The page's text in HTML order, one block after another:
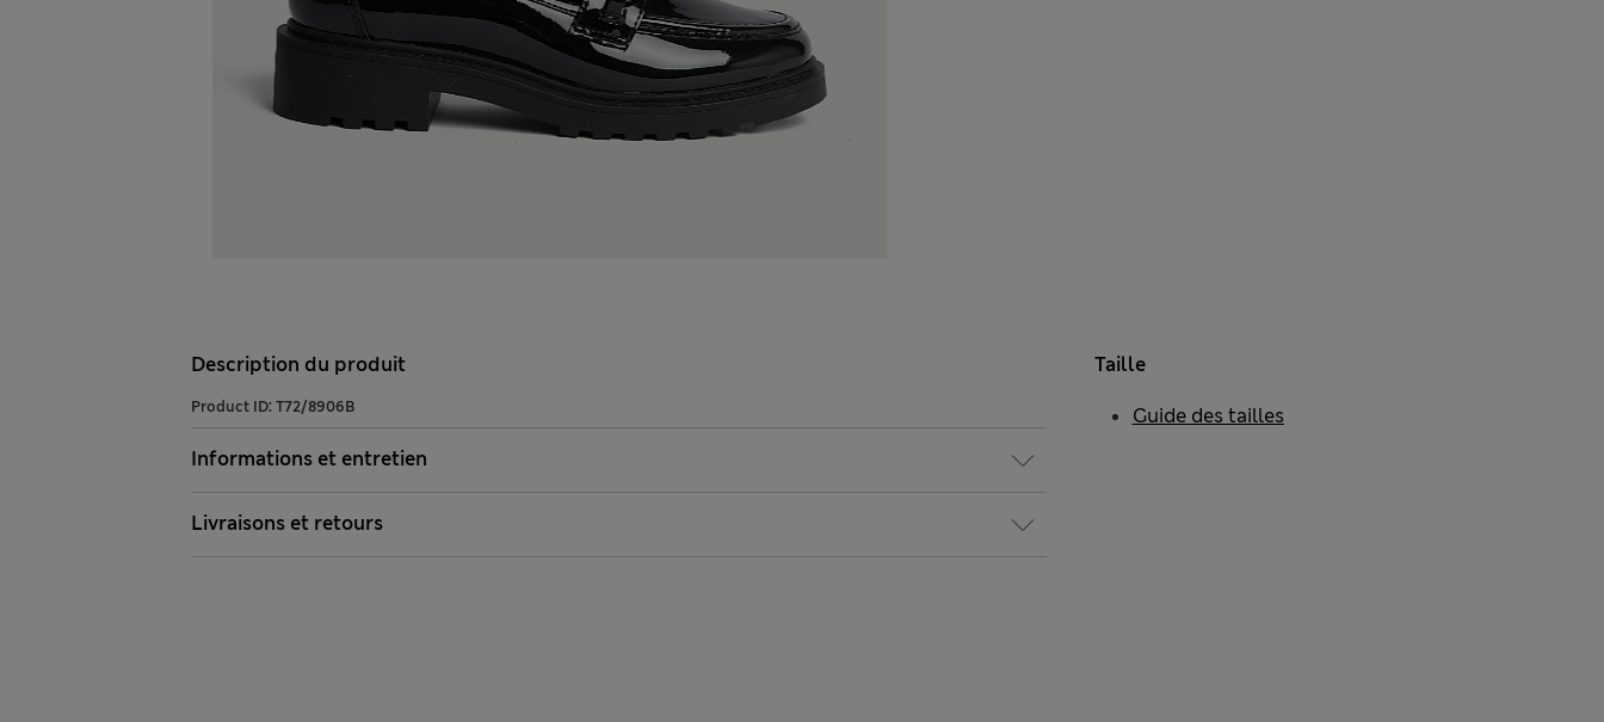
Description du produit
Product ID: T72/8906B
Informations et entretien
Livraisons et retours
Taille
Guide des tailles